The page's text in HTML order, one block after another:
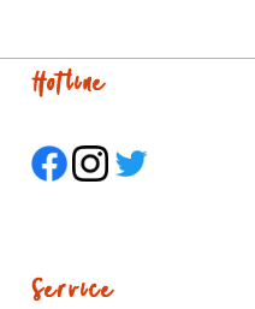
Hotline
Service